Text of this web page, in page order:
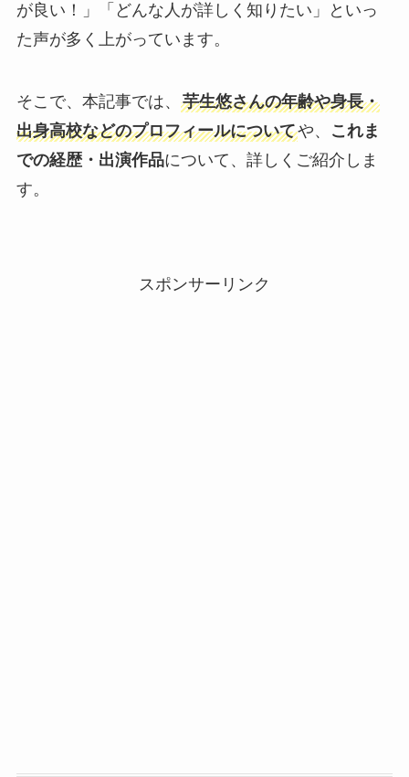
が良い！」「どんな人が詳しく知りたい」といっ
た声が多く上がっています。
そこで、本記事では、 芋生悠さんの年齢や身長・
出身高校などのプロフィールについてや、
これま
での経歴・出演作品について、詳しくご紹介しま
す。
スポンサーリンク